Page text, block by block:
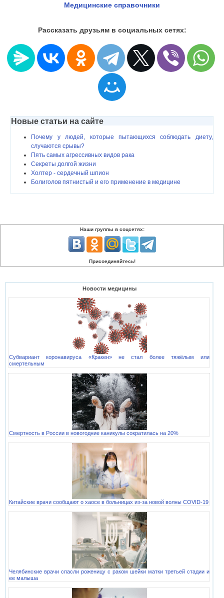
Медицинские справочники
Рассказать друзьям в социальных сетях:
Новые статьи на сайте
Почему у людей, которые пытающихся соблюдать диету,
случаются срывы?
Пять самых агрессивных видов рака
Секреты долгой жизни
Холтер - сердечный шпион
Болиголов пятнистый и его применение в медицине
Наши группы в соцсетях:
Присоединяйтесь!
Новости медицины
Субвариант коронавируса «Кракен» не стал более тяжёлым или
смертельным
Смертность в России в новогодние каникулы сократилась на 20%
Китайские врачи сообщают о хаосе в больницах из-за новой волны COVID-19
Челябинские врачи спасли роженицу с раком шейки матки третьей стадии и
ее малыша